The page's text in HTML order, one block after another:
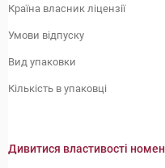
Країна власник ліцензії
Умови відпуску
Вид упаковки
Кількість в упаковці
Дивитися властивості